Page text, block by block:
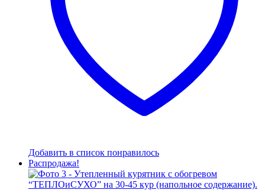
Добавить в список понравилось
Распродажа!